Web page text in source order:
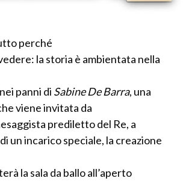
perché
la storia è ambientata nella
panni di Sabine De Barra, una
viene invitata da
prediletto del Re, a
un incarico speciale, la creazione
la sala da ballo all’aperto